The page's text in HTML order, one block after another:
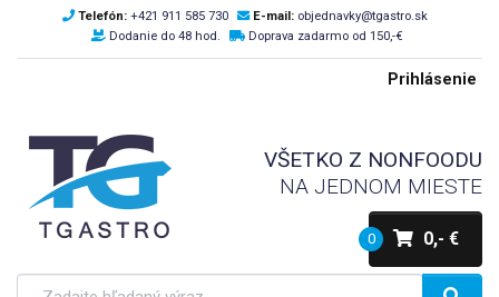
Telefón: +421 911 585 730 E-mail: objednavky@tgastro.sk
Dodanie do 48 hod.
Doprava zadarmo od 150,-€
Prihlásenie
VŠETKO Z NONFOODU
NA JEDNOM MIESTE
0 0,- €